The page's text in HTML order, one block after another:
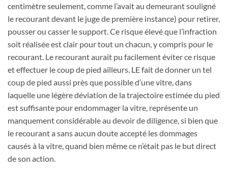
centimètre seulement, comme l’avait au demeurant souligné
le recourant devant le juge de première instance) pour retirer,
pousser ou casser le support. Ce risque élevé que l’infraction
soit réalisée est clair pour tout un chacun, y compris pour le
recourant. Le recourant aurait pu facilement éviter ce risque
et effectuer le coup de pied ailleurs. LE fait de donner un tel
coup de pied aussi près que possible d’une vitre, dans
laquelle une légère déviation de la trajectoire estimée du pied
est suffisante pour endommager la vitre, représente un
manquement considérable au devoir de diligence, si bien que
le recourant a sans aucun doute accepté les dommages
causés à la vitre, quand bien même ce n’était pas le but direct
de son action.